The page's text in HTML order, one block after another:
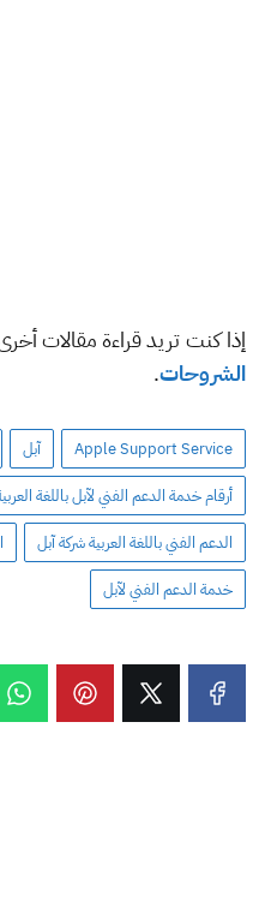
إذا كنت تريد قراءة مقالات
الشروحات.
Apple Support Service آبل
أرقام خدمة الدعم الفني لآبل باللغة
الدعم الفني باللغة العربية شركة آبل
خدمة الدعم الفني لآبل